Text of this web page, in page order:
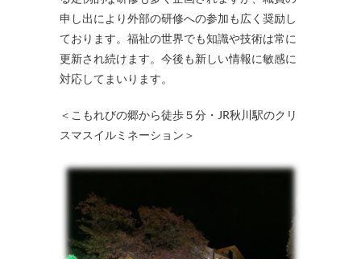
申し出により外部の研修への参加も広く奨励し
ております。福祉の世界でも知識や技術は常に
更新され続けます。今後も新しい情報に敏感に
対応してまいります。
＜こもれびの郷から徒歩５分・JR秋川駅のクリ
スマスイルミネーション＞